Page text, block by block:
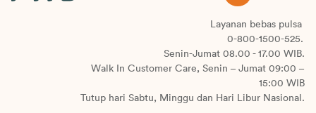
Layanan bebas pulsa
0-800-1500-525.
Senin-Jumat 08.00 - 17.00 WIB.
Walk In Customer Care, Senin – Jumat 09:00 –
15:00 WIB
Tutup hari Sabtu, Minggu dan Hari Libur Nasional.